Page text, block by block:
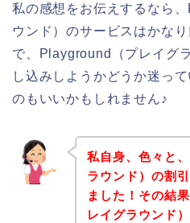
私の感想をお伝えするなら
ウンド）のサービスはかな
で、Playground（プレイグ
し込みしようかどうか迷っ
のもいいかもしれません♪
私自身、色々と
ラウンド）の割
ました！その結
レイグラウンド